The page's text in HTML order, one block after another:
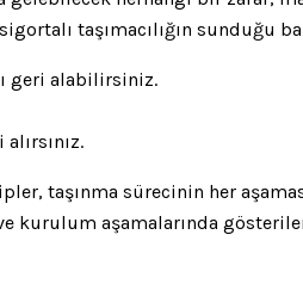
taşımacılığın sunduğu
geri alabilirsiniz.
taşınma sürecinin her
kurulum aşamalarında